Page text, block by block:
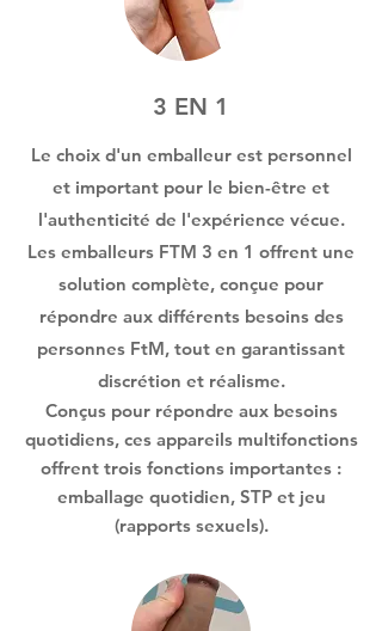
3 EN 1
Le choix d'un emballeur est personnel
et important pour le bien-être et
l'authenticité de l'expérience vécue.
Les emballeurs FTM 3 en 1 offrent une
solution complète, conçue pour
répondre aux différents besoins des
personnes FtM, tout en garantissant
discrétion et réalisme.
Conçus pour répondre aux besoins
quotidiens, ces appareils multifonctions
offrent trois fonctions importantes :
emballage quotidien, STP et jeu
(rapports sexuels).